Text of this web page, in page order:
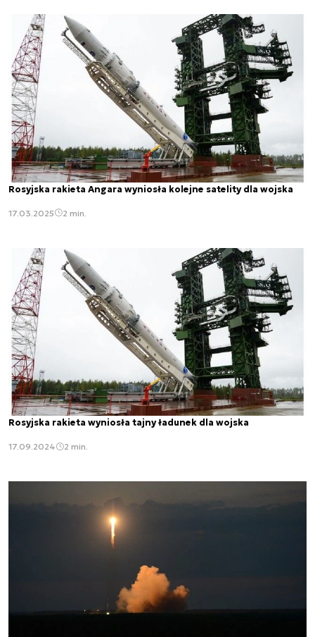
Rosyjska rakieta Angara wyniosła kolejne satelity dla wojska
17.03.2025 2 min.
Rosyjska rakieta wyniosła tajny ładunek dla wojska
17.09.2024 2 min.